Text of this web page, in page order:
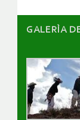
GALERÌA